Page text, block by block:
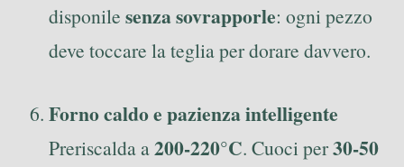
disponile senza sovrapporle: ogni pezzo
deve toccare la teglia per dorare davvero.
Forno caldo e pazienza intelligente
Preriscalda a200-220°C. Cuoci per30-50